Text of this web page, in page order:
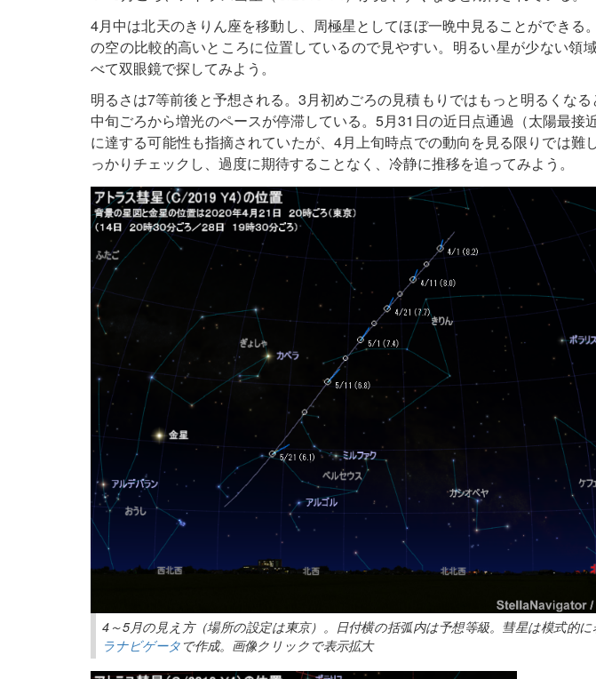
4月中は北天のきりん座を移動し、周極星としてほぼ一晩中見ることができる
の空の比較的高いところに位置しているので見やすい。明るい星が少ない領
べて双眼鏡で探してみよう。
明るさは7等前後と予想される。3月初めごろの見積もりではもっと明るくな
中旬ごろから増光のペースが停滞している。5月31日の近日点通過（太陽最接
に達する可能性も指摘されていたが、4月上旬時点での動向を見る限りでは難
っかりチェックし、過度に期待することなく、冷静に推移を追ってみよう。
4～5月の見え方（場所の設定は東京）。日付横の括弧内は予想等級。彗星は模式的
ラナビゲータ で作成。画像クリックで表示拡大